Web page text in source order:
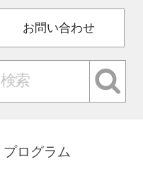
お問い合わせ
プログラム